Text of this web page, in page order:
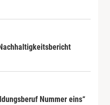
Nummer eins“